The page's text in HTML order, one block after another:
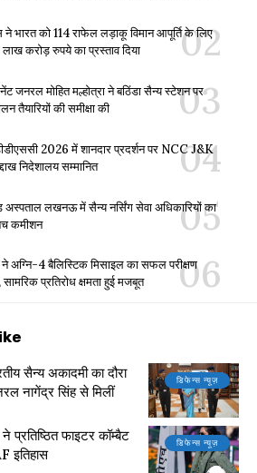
ने भारत को 114 राफेल लड़ाकू विमान आपूर्ति के लिए
करोड़ रुपये का प्रस्ताव दिया
जनरल मोहित मल्होत्रा ने बठिंडा सैन्य स्टेशन पर
तैयारियों की समीक्षा की
2026 में शानदार प्रदर्शन पर NCC J&K
निदेशालय सम्मानित
अस्पताल लखनऊ में सैन्य नर्सिंग सेवा अधिकारियों का
कमीशन
ने अग्नि-4 बैलिस्टिक मिसाइल का सफल परीक्षण
सामरिक प्रतिरोध क्षमता हुई मजबूत
डिफेन्स न्यूज़
सैन्य अकादमी का दौरा
नागेंद्र सिंह से मिलीं
डिफेन्स न्यूज़
प्रतिष्ठित फाइटर कॉम्बैट
इतिहास